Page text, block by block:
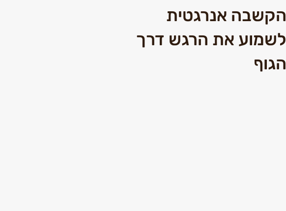
הקשבה אנרגטית
לשמוע את הרגש דרך
הגוף